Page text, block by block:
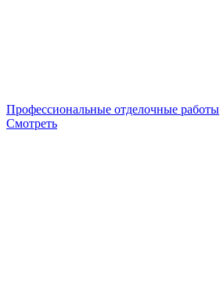
Профессиональные отделочные работы
Смотреть